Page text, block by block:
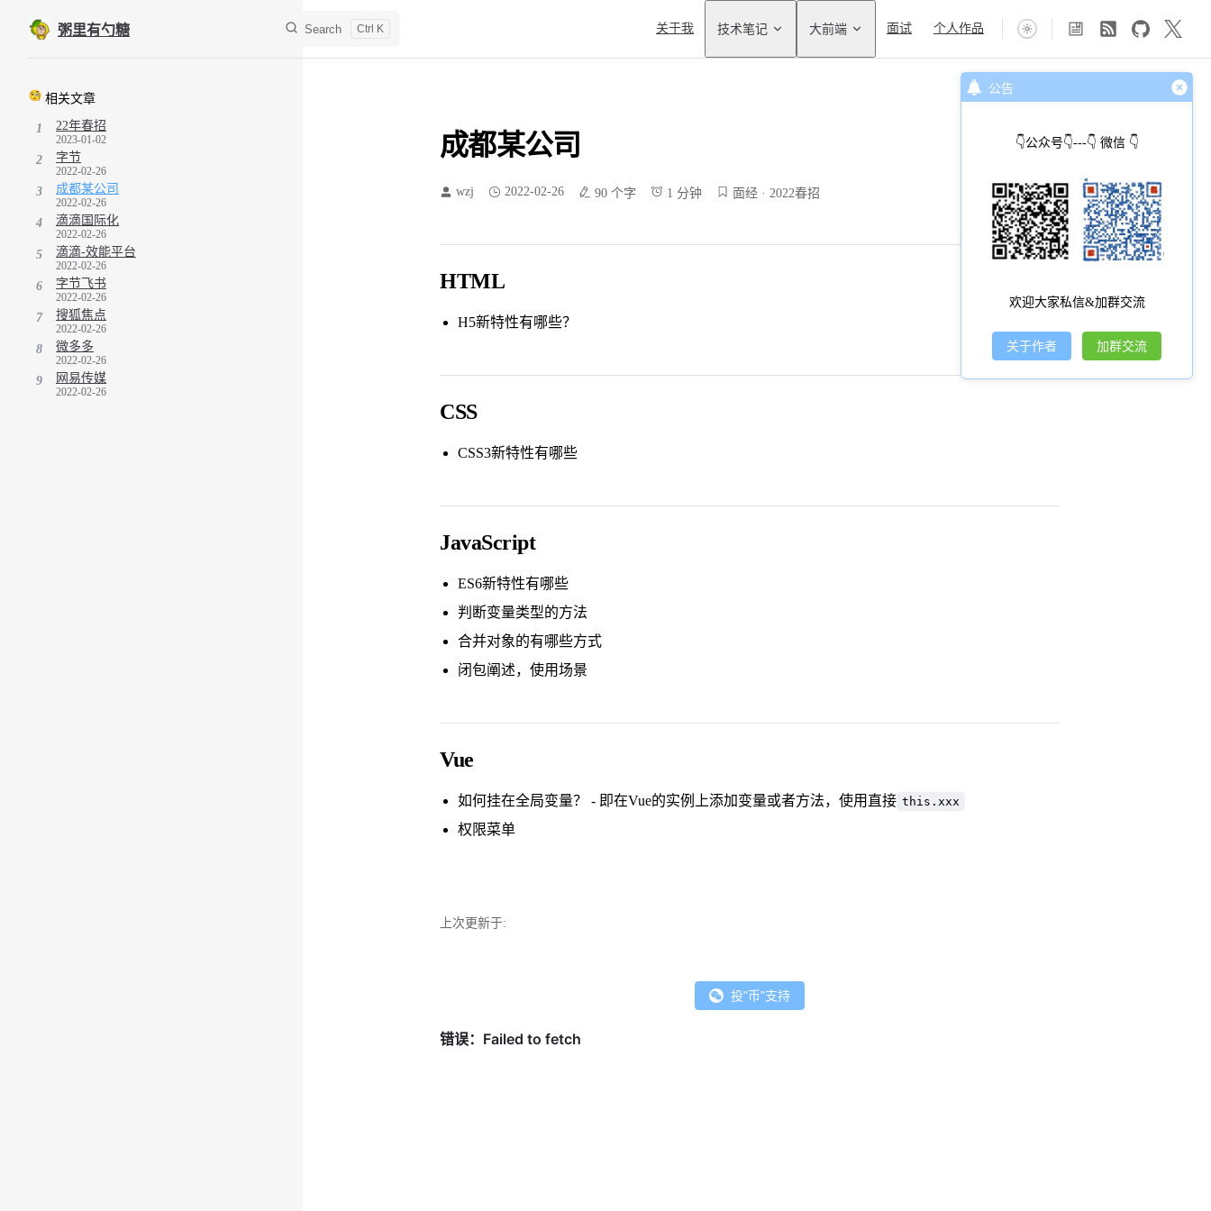
公告
👇公众号👇---👇 微信 👇
欢迎大家私信&加群交流
关于作者 加群交流
Skip to content
粥里有勺糖 Search
Main Navigation
关于我 技术笔记 大前端 面试 个人作品
相关文章
1 22年春招
2023-01-02
2 字节
2022-02-26
3 成都某公司
2022-02-26
4 滴滴国际化
2022-02-26
5 滴滴-效能平台
2022-02-26
6 字节飞书
2022-02-26
7 搜狐焦点
2022-02-26
8 微多多
2022-02-26
9 网易传媒
2022-02-26
成都某公司
wzj 2022-02-26 90 个字 1 分钟 面经 2022春招
HTML
H5新特性有哪些？
CSS
CSS3新特性有哪些
JavaScript
ES6新特性有哪些
判断变量类型的方法
合并对象的有哪些方式
闭包阐述，使用场景
Vue
如何挂在全局变量？ - 即在Vue的实例上添加变量或者方法，使用直接 this.xxx
权限菜单
上次更新于:
投"币"支持